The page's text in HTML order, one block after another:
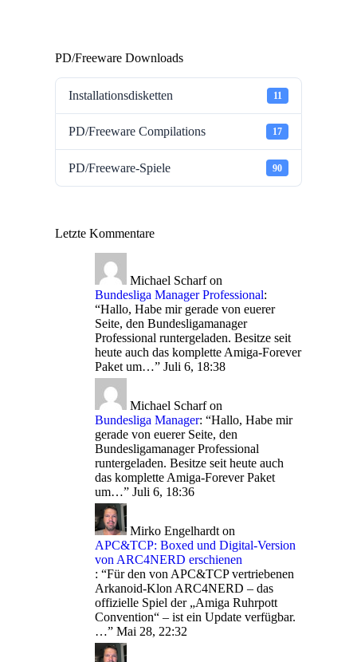
PD/Freeware Downloads
Installationsdisketten 11
PD/Freeware Compilations 17
PD/Freeware-Spiele 90
Letzte Kommentare
Michael Scharfon
Bundesliga Manager Professional:
“Hallo, Habe mir gerade von euerer
Seite, den Bundesligamanager
Professional runtergeladen. Besitze seit
heute auch das komplette Amiga-Forever
Paket um…” Juli 6, 18:38
Michael Scharfon
Bundesliga Manager: “Hallo, Habe mir
gerade von euerer Seite, den
Bundesligamanager Professional
runtergeladen. Besitze seit heute auch
das komplette Amiga-Forever Paket
um…” Juli 6, 18:36
Mirko Engelhardt on
APC&TCP: Boxed und Digital-Version
von ARC4NERD erschienen
: “Für den von APC&TCP vertriebenen
Arkanoid-Klon ARC4NERD – das
offizielle Spiel der „Amiga Ruhrpott
Convention“ – ist ein Update verfügbar.
…” Mai 28, 22:32